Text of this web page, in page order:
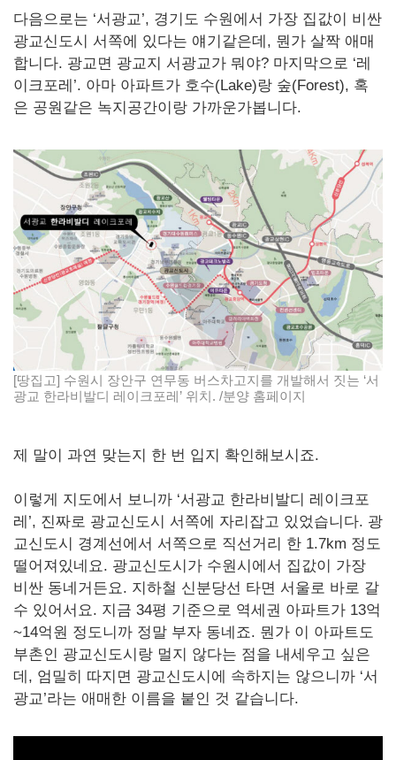
다음으로는 ‘서광교’, 경기도 수원에서 가장 집값이 비싼
광교신도시 서쪽에 있다는 얘기같은데, 뭔가 살짝 애매
합니다. 광교면 광교지 서광교가 뭐야? 마지막으로 ‘레
이크포레’. 아마 아파트가 호수(Lake)랑 숲(Forest), 혹
은 공원같은 녹지공간이랑 가까운가봅니다.
[땅집고] 수원시 장안구 연무동 버스차고지를 개발해서 짓는 ‘서
광교 한라비발디 레이크포레’ 위치. /분양 홈페이지
제 말이 과연 맞는지 한 번 입지 확인해보시죠.
이렇게 지도에서 보니까 ‘서광교 한라비발디 레이크포
레’, 진짜로 광교신도시 서쪽에 자리잡고 있었습니다. 광
교신도시 경계선에서 서쪽으로 직선거리 한 1.7km 정도
떨어져있네요. 광교신도시가 수원시에서 집값이 가장
비싼 동네거든요. 지하철 신분당선 타면 서울로 바로 갈
수 있어서요. 지금 34평 기준으로 역세권 아파트가 13억
~14억원 정도니까 정말 부자 동네죠. 뭔가 이 아파트도
부촌인 광교신도시랑 멀지 않다는 점을 내세우고 싶은
데, 엄밀히 따지면 광교신도시에 속하지는 않으니까 ‘서
광교’라는 애매한 이름을 붙인 것 같습니다.